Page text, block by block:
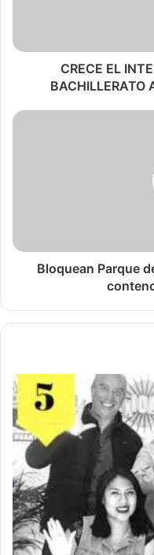
CRECE EL
BACHILLERATO
Bloquean Parque